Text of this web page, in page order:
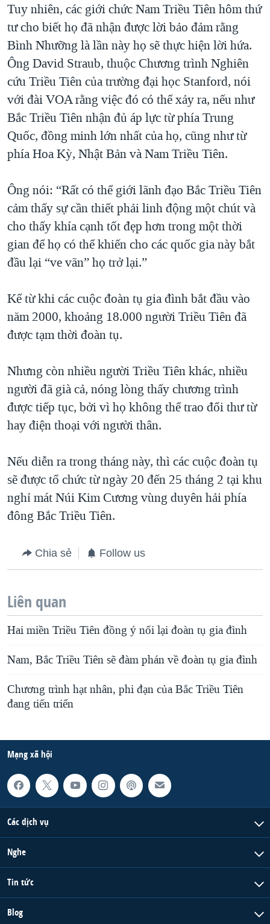
Tuy nhiên, các giới chức Nam Triều Tiên hôm thứ
tư cho biết họ đã nhận được lời bảo đảm rằng
Bình Nhưỡng là lần này họ sẽ thực hiện lời hứa.
Ông David Straub, thuộc Chương trình Nghiên
cứu Triều Tiên của trường đại học Stanford, nói
với đài VOA rằng việc đó có thể xảy ra, nếu như
Bắc Triều Tiên nhận đủ áp lực từ phía Trung
Quốc, đồng minh lớn nhất của họ, cũng như từ
phía Hoa Kỳ, Nhật Bản và Nam Triều Tiên.
Ông nói: “Rất có thể giới lãnh đạo Bắc Triều Tiên
cảm thấy sự cần thiết phải linh động một chút và
cho thấy khía cạnh tốt đẹp hơn trong một thời
gian để họ có thể khiến cho các quốc gia này bắt
đầu lại “ve vãn” họ trở lại.”
Kể từ khi các cuộc đoàn tụ gia đình bắt đầu vào
năm 2000, khoảng 18.000 người Triều Tiên đã
được tạm thời đoàn tụ.
Nhưng còn nhiều người Triều Tiên khác, nhiều
người đã già cả, nóng lòng thấy chương trình
được tiếp tục, bởi vì họ không thể trao đổi thư từ
hay điện thoại với người thân.
Nếu diễn ra trong tháng này, thì các cuộc đoàn tụ
sẽ được tổ chức từ ngày 20 đến 25 tháng 2 tại khu
nghỉ mát Núi Kim Cương vùng duyên hải phía
đông Bắc Triều Tiên.
Chia sẻ Follow us
Liên quan
Hai miền Triều Tiên đồng ý nối lại đoàn tụ gia đình
Nam, Bắc Triều Tiên sẽ đàm phán về đoàn tụ gia đình
Chương trình hạt nhân, phi đạn của Bắc Triều Tiên
đang tiến triển
Mạng xã hội
Các dịch vụ
Nghe
Tin tức
Blog